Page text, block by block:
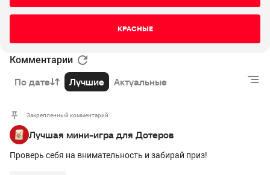
КРАСНЫЕ
Комментарии
По дате Лучшие Актуальные
Закрепленный комментарий
Лучшая мини-игра для Дотеров
Проверь себя на внимательность и забирай приз!